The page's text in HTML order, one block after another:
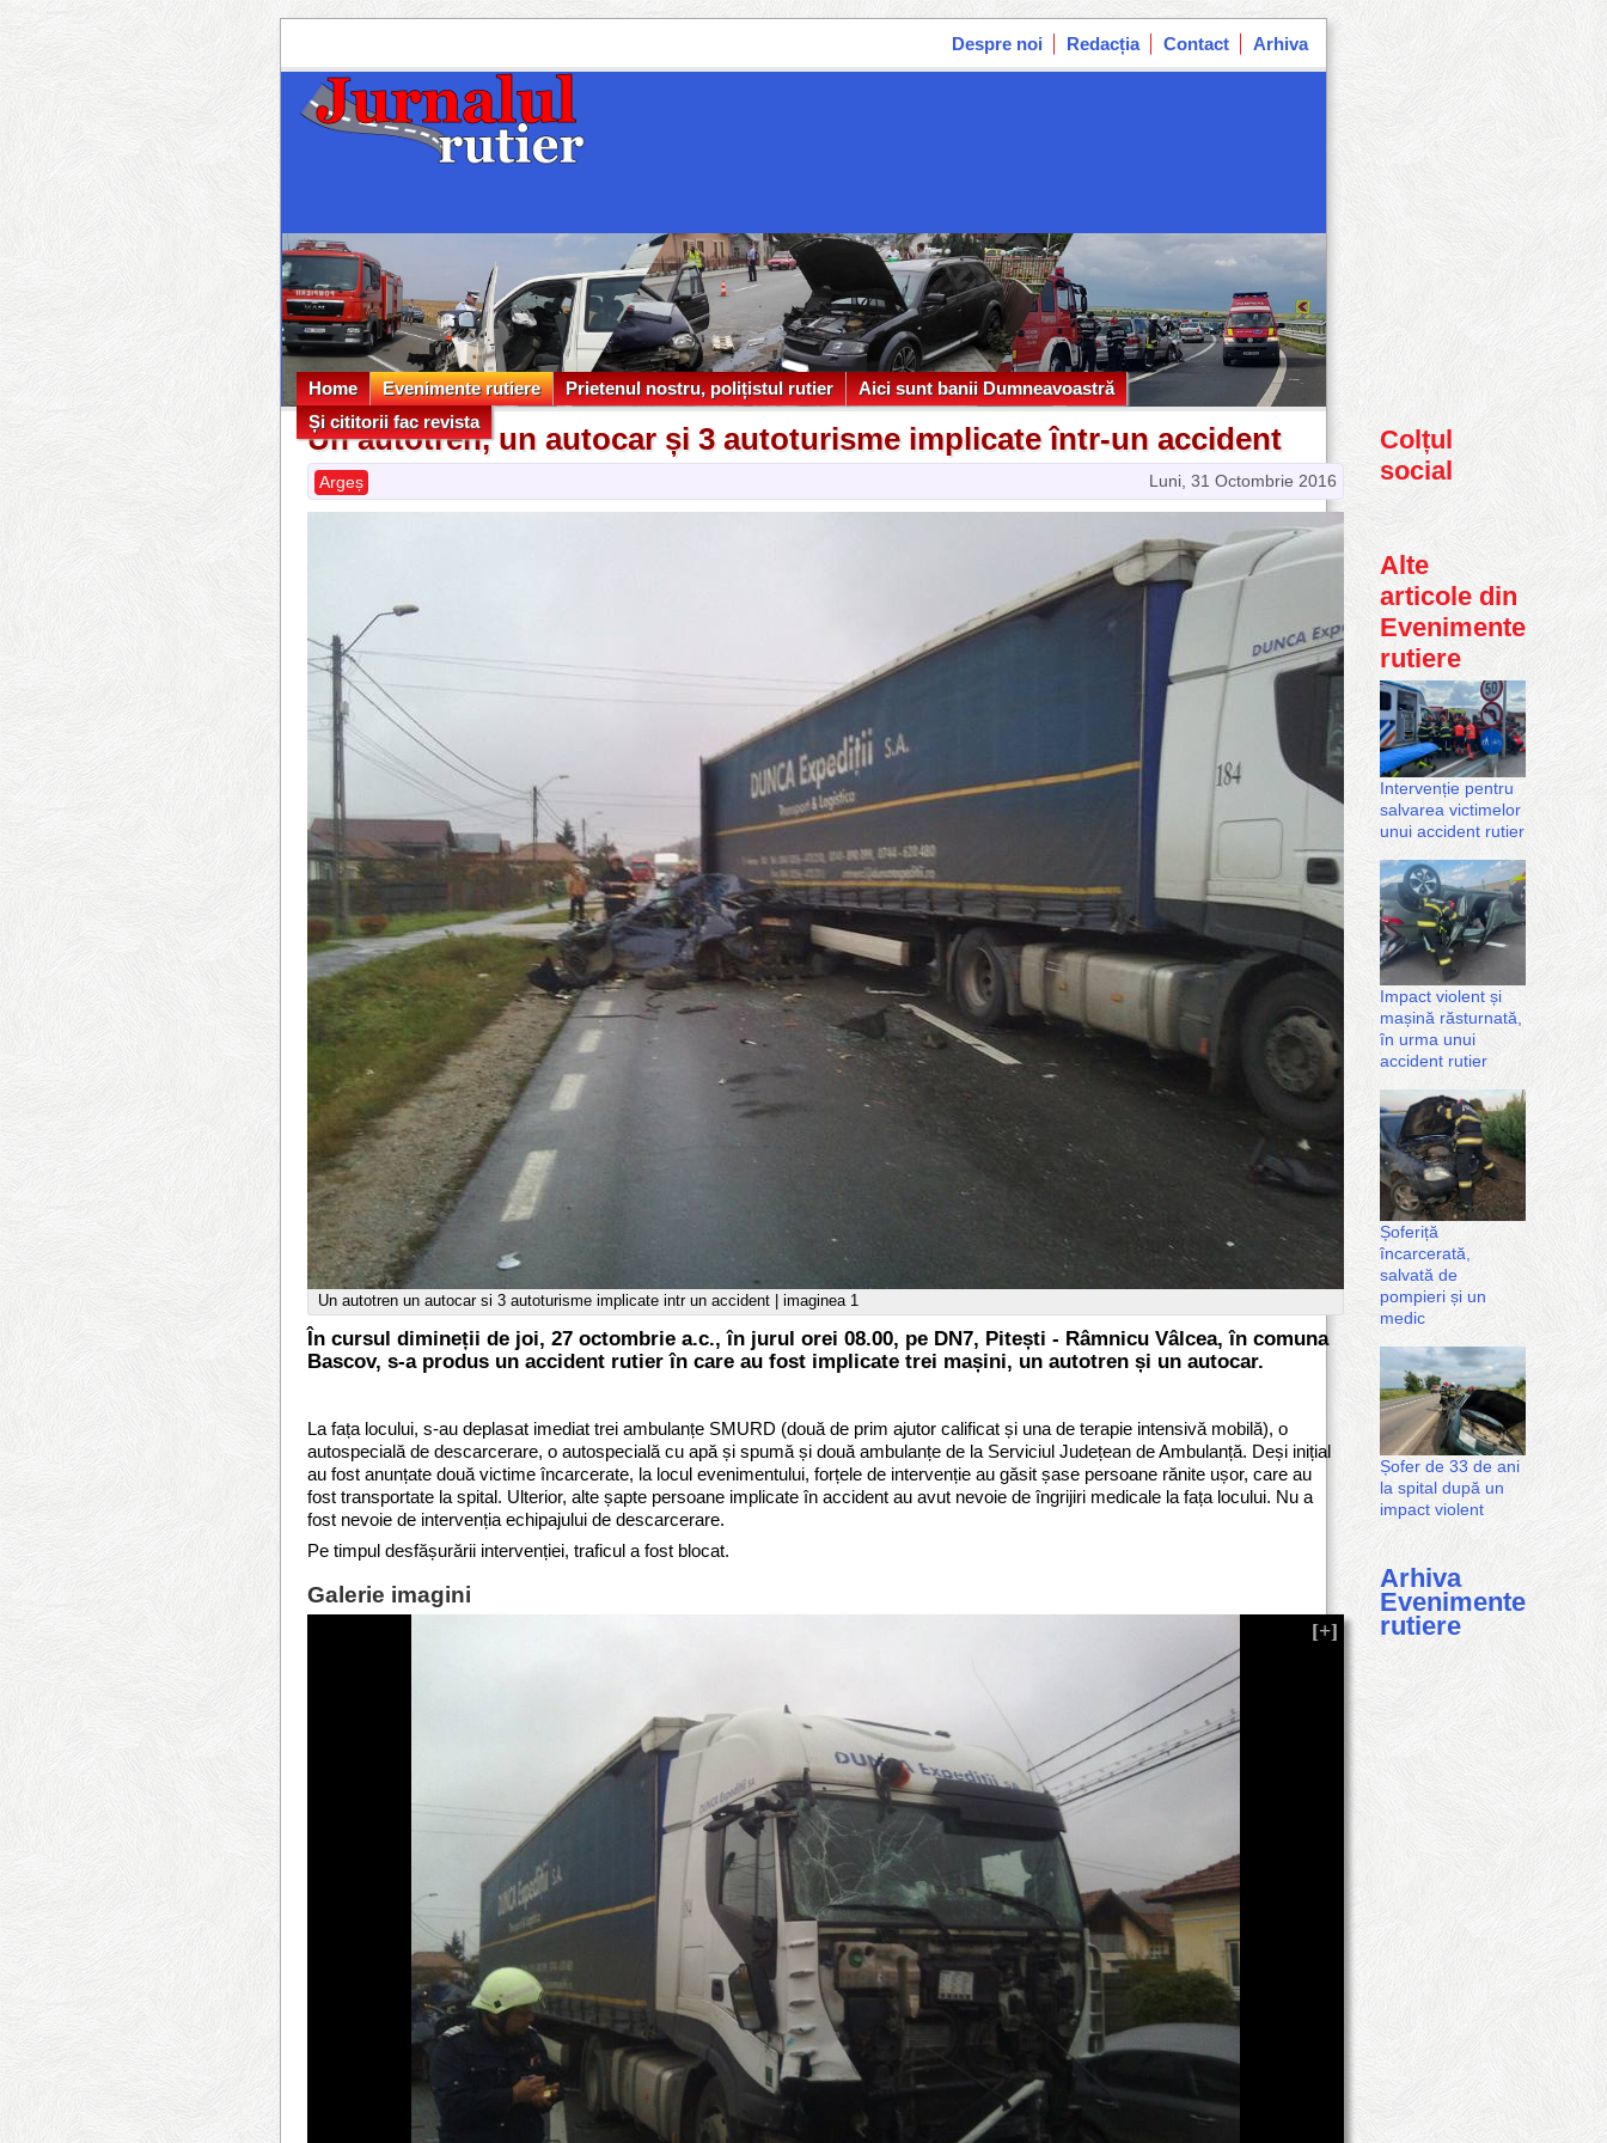
Despre noi Redacția Contact Arhiva
Home Evenimente rutiere
Evenimente rutiere
Prietenul nostru, polițistul rutier Aici sunt banii Dumneavoastră
Aici sunt banii Dumneavoastră
Și cititorii fac revista
Și cititorii fac revista
Un autotren, un autocar și 3 autoturisme implicate într-un accident
Luni, 31 Octombrie 2016
Argeș
Un autotren un autocar si 3 autoturisme implicate intr un accident | imaginea 1
În cursul dimineții de joi, 27 octombrie a.c., în jurul orei 08.00, pe DN7, Pitești - Râmnicu Vâlcea, în comuna
Bascov, s-a produs un accident rutier în care au fost implicate trei mașini, un autotren și un autocar.
La fața locului, s-au deplasat imediat trei ambulanțe SMURD (două de prim ajutor calificat și una de terapie intensivă mobilă), o
autospecială de descarcerare, o autospecială cu apă și spumă și două ambulanțe de la Serviciul Județean de Ambulanță. Deși inițial
au fost anunțate două victime încarcerate, la locul evenimentului, forțele de intervenție au găsit șase persoane rănite ușor, care au
fost transportate la spital. Ulterior, alte șapte persoane implicate în accident au avut nevoie de îngrijiri medicale la fața locului. Nu a
fost nevoie de intervenția echipajului de descarcerare.
Pe timpul desfășurării intervenției, traficul a fost blocat.
Galerie imagini
Colțul
social
Alte
articole din
Evenimente
rutiere
Intervenție pentru
salvarea victimelor
unui accident rutier
Impact violent și
mașină răsturnată,
în urma unui
accident rutier
Șoferiță
încarcerată,
salvată de
pompieri și un
medic
Șofer de 33 de ani
la spital după un
impact violent
Arhiva
Evenimente
rutiere